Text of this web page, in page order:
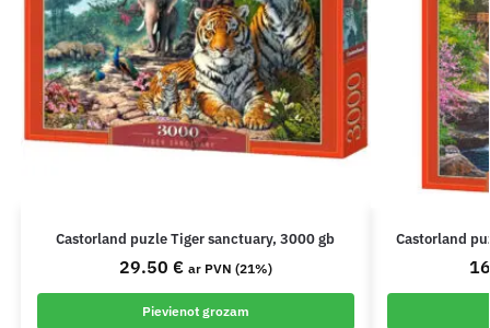
Castorland puzle Tiger sanctuary, 3000 gb
29.50 € ar PVN (21%)
Pievienot grozam
Castorland